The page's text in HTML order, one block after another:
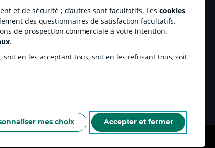
et de sécurité ; d’autres sont facultatifs. Les cookies
des questionnaires de satisfaction facultatifs.
de prospection commerciale à votre intention.
.
en les acceptant tous, soit en les refusant tous, soit
mes choix Accepter et fermer
professionnel Youzful
sportifs
Accessibilité numérique du site